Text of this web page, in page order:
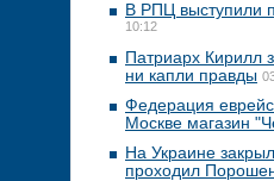
В РПЦ выступили
10:12
Патриарх Кирилл
ни капли правды
Федерация
Москве магазин
На Украине
проходил